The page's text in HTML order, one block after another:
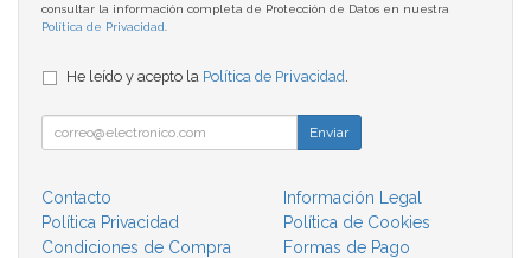
consultar la información completa de Protección de Datos en nuestra
Política de Privacidad
He leído y acepto la Política de Privacidad
Enviar
Contacto
Información Legal
Política Privacidad
Política de Cookies
Condiciones de Compra
Formas de Pago